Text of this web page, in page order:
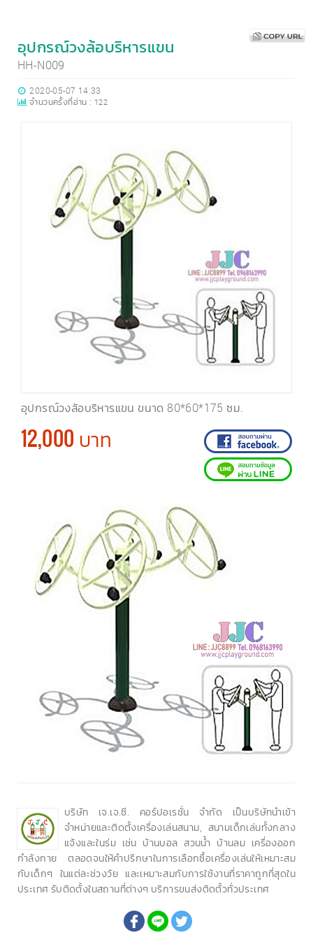
อุปกรณ์วงล้อบริหารแขน
HH-N009
2020-05-07 14:33
จำนวนครั้งที่อ่าน : 122
อุปกรณ์วงล้อบริหารแขน ขนาด 80*60*175 ซม.
12,000 บาท
บริษัท เจ.เจ.ซี. คอร์ปอเรชั่น จำกัด เป็นบริษัทนำเข้า
จำหน่ายและติดตั้งเครื่องเล่นสนาม, สนามเด็กเล่นทั้งกลาง
แจ้งและในร่ม เช่น บ้านบอล สวนน้ำ บ้านลม เครื่องออก
กำลังกาย ตลอดจนให้คำปรึกษาในการเลือกซื้อเครื่องเล่นให้เหมาะสม
กับเด็กๆ ในแต่ละช่วงวัย และเหมาะสมกับการใช้งานที่ราคาถูกที่สุดใน
ประเทศ รับติดตั้งในสถานที่ต่างๆ บริการขนส่งติดตั้วทั่วประเทศ